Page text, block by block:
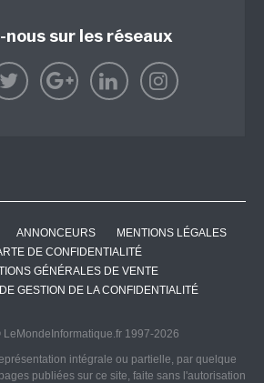
nous sur les réseaux
ANNONCEURS
MENTIONS LÉGALES
DE CONFIDENTIALITÉ
GÉNÉRALES DE VENTE
GESTION DE LA CONFIDENTIALITÉ
1997-2026
intégrale ou partielle, par quelque
publiées sur ce site, faite sans l'autorisation